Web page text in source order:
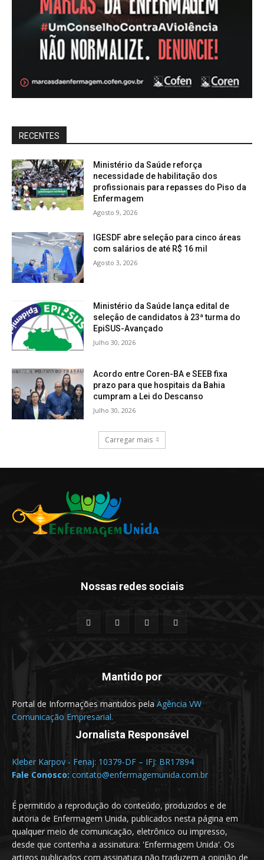
RECENTES
Ministério da Saúde reforça
necessidade de habilitação dos
profissionais para repasses do Piso da
Enfermagem
Agosto 9, 2026
IGESDF abre seleção para cinco áreas
com salários de até R$ 16 mil
Agosto 3, 2026
Ministério da Saúde lança edital de
seleção de candidatos à 23ª turma do
EpiSUS-Avançado
Julho 30, 2026
Acordo entre Coren-BA e SEEB fixa
prazo para que hospitais da Bahia
cumpram a Lei do Descanso
Julho 30, 2026
Carregar mais
Nossas redes sociais
Mantido por
Portal de Informações mantidos pela Agência VW
Comunicação Empresarial.
Jornalista Responsável
Kleber Karpov - Fenaj: 10379-DF – IFJ: BR17894
Fale Conosco: contato@enfermagemunida.com.br
É permitido a reprodução do conteúdo, produzidos e de
autoria de Enfermagem Unida, publicados nesta página em
qualquer meio de comunicação, eletrônico ou impresso,
desde que contenha a assinatura: 'Enfermagem Unida'. Os
artigos publicados com assinatura não traduzem a opinião de